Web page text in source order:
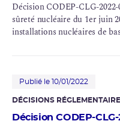
Décision CODEP-CLG-
sûreté nucléaire du 1er juin
installations nucléaires de
Publié le 10/01/2022
DÉCISIONS
Décision CODEP-